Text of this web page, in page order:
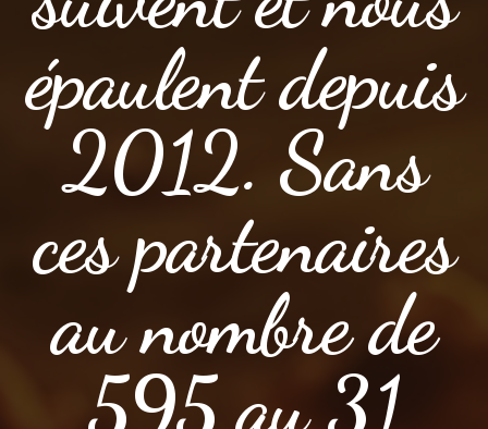
épaulent depuis
2012. Sans
ces partenaires
au nombre de
595 au 31